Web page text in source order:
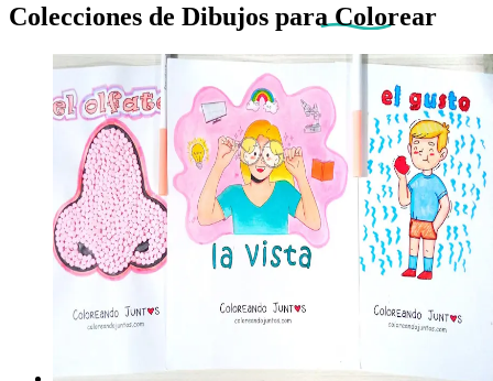
Colecciones de Dibujos para Colorear